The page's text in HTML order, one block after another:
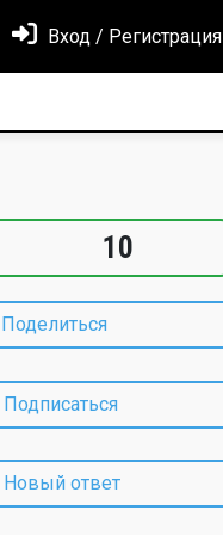
Вход / Регистрация
10
Поделиться
Подписаться
Новый ответ